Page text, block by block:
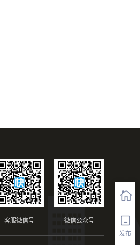
发布
微信公众号
客服微信号